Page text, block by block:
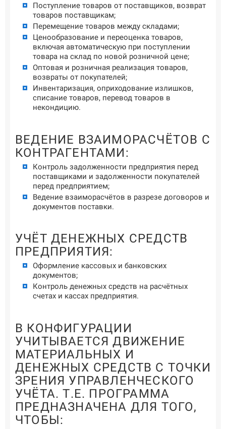
Поступление товаров от поставщиков, возврат
товаров поставщикам;
Перемещение товаров между складами;
Ценообразование и переоценка товаров,
включая автоматическую при поступлении
товара на склад по новой розничной цене;
Оптовая и розничная реализация товаров,
возвраты от покупателей;
Инвентаризация, оприходование излишков,
списание товаров, перевод товаров в
некондицию.
ВЕДЕНИЕ ВЗАИМОРАСЧЁТОВ С
КОНТРАГЕНТАМИ:
Контроль задолженности предприятия перед
поставщиками и задолженности покупателей
перед предприятием;
Ведение взаиморасчётов в разрезе договоров и
документов поставки.
УЧЁТ ДЕНЕЖНЫХ СРЕДСТВ
ПРЕДПРИЯТИЯ:
Оформление кассовых и банковских
документов;
Контроль денежных средств на расчётных
счетах и кассах предприятия.
В КОНФИГУРАЦИИ
УЧИТЫВАЕТСЯ ДВИЖЕНИЕ
МАТЕРИАЛЬНЫХ И
ДЕНЕЖНЫХ СРЕДСТВ С ТОЧКИ
ЗРЕНИЯ УПРАВЛЕНЧЕСКОГО
УЧЁТА. Т.Е. ПРОГРАММА
ПРЕДНАЗНАЧЕНА ДЛЯ ТОГО,
ЧТОБЫ: